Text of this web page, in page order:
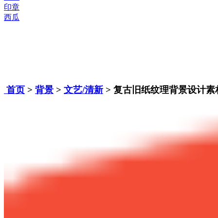
印章
西瓜
首页 > 背景 > 文艺/清新 > 复古旧纸纹理背景设计素